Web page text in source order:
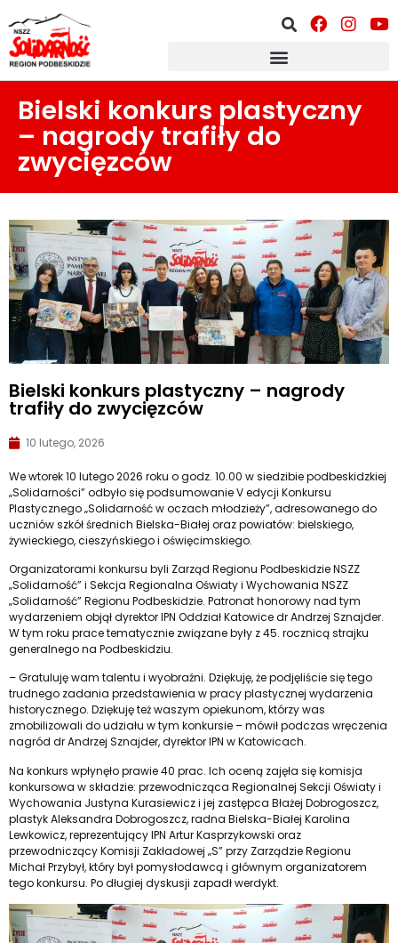
Bielski konkurs plastyczny
– nagrody trafiły do
zwycięzców
Bielski konkurs plastyczny – nagrody
trafiły do zwycięzców
10 lutego, 2026
We wtorek 10 lutego 2026 roku o godz. 10.00 w siedzibie podbeskidzkiej
„Solidarności” odbyło się podsumowanie V edycji Konkursu
Plastycznego „Solidarność w oczach młodzieży”, adresowanego do
uczniów szkół średnich Bielska-Białej oraz powiatów: bielskiego,
żywieckiego, cieszyńskiego i oświęcimskiego.
Organizatorami konkursu byli Zarząd Regionu Podbeskidzie NSZZ
„Solidarność” i Sekcja Regionalna Oświaty i Wychowania NSZZ
„Solidarność” Regionu Podbeskidzie. Patronat honorowy nad tym
wydarzeniem objął dyrektor IPN Oddział Katowice dr Andrzej Sznajder.
W tym roku prace tematycznie związane były z 45. rocznicą strajku
generalnego na Podbeskidziu.
– Gratuluję wam talentu i wyobraźni. Dziękuję, że podjęliście się tego
trudnego zadania przedstawienia w pracy plastycznej wydarzenia
historycznego. Dziękuję też waszym opiekunom, którzy was
zmobilizowali do udziału w tym konkursie – mówił podczas wręczenia
nagród dr Andrzej Sznajder, dyrektor IPN w Katowicach.
Na konkurs wpłynęło prawie 40 prac. Ich oceną zajęła się komisja
konkursowa w składzie: przewodnicząca Regionalnej Sekcji Oświaty i
Wychowania Justyna Kurasiewicz i jej zastępca Błażej Dobrogoszcz,
plastyk Aleksandra Dobrogoszcz, radna Bielska-Białej Karolina
Lewkowicz, reprezentujący IPN Artur Kasprzykowski oraz
przewodniczący Komisji Zakładowej „S” przy Zarządzie Regionu
Michał Przybył, który był pomysłodawcą i głównym organizatorem
tego konkursu. Po długiej dyskusji zapadł werdykt.